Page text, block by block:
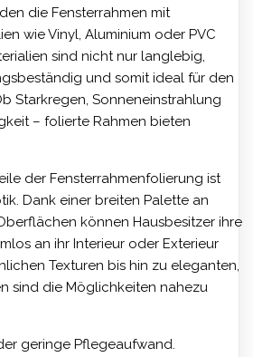
die Fensterrahmen mit
wie Vinyl, Aluminium oder PVC
sind nicht nur langlebig,
und somit ideal für den
Starkregen, Sonneneinstrahlung
– folierte Rahmen bieten
der Fensterrahmenfolierung ist
Dank einer breiten Palette an
können Hausbesitzer ihre
an ihr Interieur oder Exterieur
Texturen bis hin zu eleganten,
sind die Möglichkeiten nahezu
geringe Pflegeaufwand.